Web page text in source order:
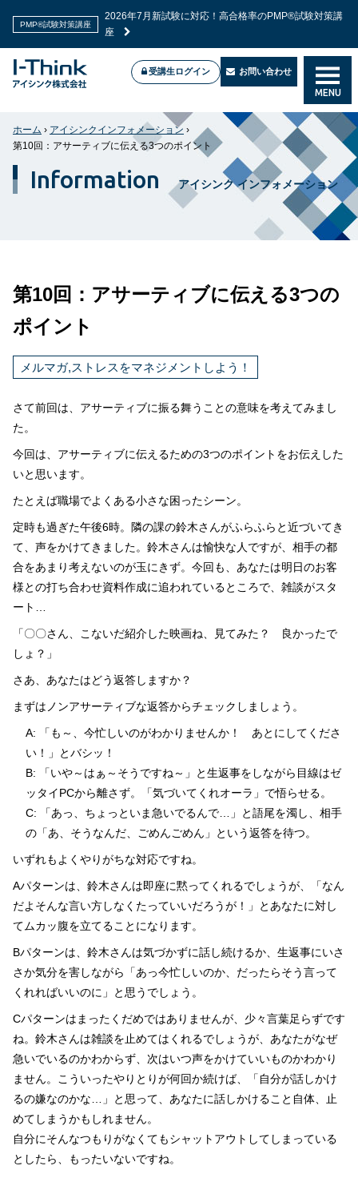
PMP®試験対策講座
2026年7月新試験に対応！高合格率のPMP®試験対策講
座
受講生ログイン お問い合わせ
MENU
Information アイシンク インフォメーション
ホーム › アイシンクインフォメーション ›
第10回：アサーティブに伝える3つのポイント
第10回：アサーティブに伝える3つの
ポイント
メルマガ,ストレスをマネジメントしよう！
さて前回は、アサーティブに振る舞うことの意味を考えてみまし
た。
今回は、アサーティブに伝えるための3つのポイントをお伝えした
いと思います。
たとえば職場でよくある小さな困ったシーン。
定時も過ぎた午後6時。隣の課の鈴木さんがふらふらと近づいてき
て、声をかけてきました。鈴木さんは愉快な人ですが、相手の都
合をあまり考えないのが玉にきず。今回も、あなたは明日のお客
様との打ち合わせ資料作成に追われているところで、雑談がスタ
ート…
「〇〇さん、こないだ紹介した映画ね、見てみた？ 良かったで
しょ？」
さあ、あなたはどう返答しますか？
まずはノンアサーティブな返答からチェックしましょう。
A: 「も～、今忙しいのがわかりませんか！ あとにしてくださ
い！」とバシッ！
B: 「いや～はぁ～そうですね～」と生返事をしながら目線はゼ
ッタイPCから離さず。「気づいてくれオーラ」で悟らせる。
C: 「あっ、ちょっといま急いでるんで…」と語尾を濁し、相手
の「あ、そうなんだ、ごめんごめん」という返答を待つ。
いずれもよくやりがちな対応ですね。
Aパターンは、鈴木さんは即座に黙ってくれるでしょうが、「なん
だよそんな言い方しなくたっていいだろうが！」とあなたに対し
てムカッ腹を立てることになります。
Bパターンは、鈴木さんは気づかずに話し続けるか、生返事にいさ
さか気分を害しながら「あっ今忙しいのか、だったらそう言って
くれればいいのに」と思うでしょう。
Cパターンはまったくだめではありませんが、少々言葉足らずです
ね。鈴木さんは雑談を止めてはくれるでしょうが、あなたがなぜ
急いでいるのかわからず、次はいつ声をかけていいものかわかり
ません。こういったやりとりが何回か続けば、「自分が話しかけ
るの嫌なのかな…」と思って、あなたに話しかけること自体、止
めてしまうかもしれません。
自分にそんなつもりがなくてもシャットアウトしてしまっている
としたら、もったいないですね。